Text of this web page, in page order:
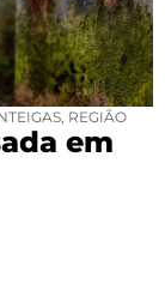
, REGIÃO
em